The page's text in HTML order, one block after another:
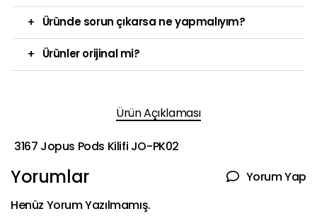
+ Üründe sorun çıkarsa ne yapmalıyım?
+ Ürünler orijinal mi?
Ürün Açıklaması
3167 Jopus Pods Kilifi JO-PK02
Yorumlar
Yorum Yap
Henüz Yorum Yazılmamış.